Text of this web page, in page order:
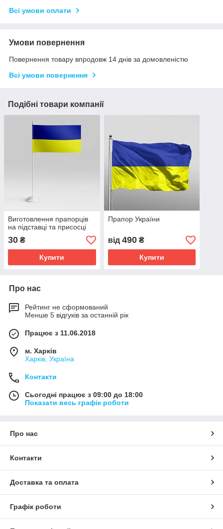
Всі умови оплати
Умови повернення
Повернення товару впродовж 14 днів за домовленістю
Всі умови повернення
Подібні товари компанії
Виготовлення прапорців
на підставці та присосці
30 ₴
Купити
Прапор України
від 490₴
Купити
Про нас
Рейтинг не сформований
Менше 5 відгуків за останній рік
Працює з 11.06.2018
м. Харків
Харків, Україна
Контакти
Сьогодні працює з 09:00 до 18:00
Показати весь графік роботи
Про нас
Контакти
Доставка та оплата
Графік роботи